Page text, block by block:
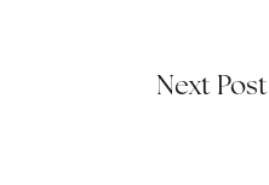
Next Post